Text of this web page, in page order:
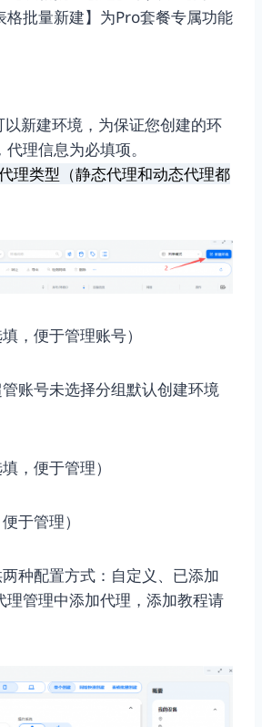
格批量新建】为Pro套餐专属功能
新建环境，为保证您创建的环
理信息为必填项。
理类型（静态代理和动态代理都
，便于管理账号）
账号未选择分组默认创建环境
，便于管理）
于管理）
种配置方式：自定义、已添加
理管理中添加代理，添加教程请